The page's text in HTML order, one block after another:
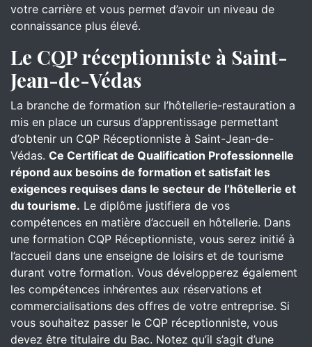
votre carrière et vous permet d’avoir un niveau de
connaissance plus élevé.
Le CQP réceptionniste à Saint-
Jean-de-Védas
La branche de formation sur l’hôtellerie-restauration a
mis en place un cursus d’apprentissage permettant
d’obtenir un CQP Réceptionniste à Saint-Jean-de-
Védas. Ce Certificat de Qualification Professionnelle
répond aux besoins de formation et satisfait les
exigences requises dans le secteur de l’hôtellerie et
du tourisme. Le diplôme justifiera de vos
compétences en matière d’accueil en hôtellerie. Dans
une formation CQP Réceptionniste, vous serez initié à
l’accueil dans une enseigne de loisirs et de tourisme
durant votre formation. Vous développerez également
les compétences inhérentes aux réservations et
commercialisations des offres de votre entreprise. Si
vous souhaitez passer le CQP réceptionniste, vous
devez être titulaire du Bac. Notez qu’il s’agit d’une